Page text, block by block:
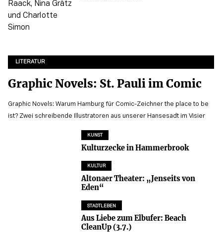
LITERATUR
Graphic Novels: St. Pauli im Comic
Graphic Novels: Warum Hamburg für Comic-Zeichner the place to be
ist? Zwei schreibende Illustratoren aus unserer Hansesadt im Visier
KUNST
Kulturzecke in Hammerbrook
KULTUR
Altonaer Theater: „Jenseits von
Eden“
STADTLEBEN
Aus Liebe zum Elbufer: Beach
CleanUp (3.7.)